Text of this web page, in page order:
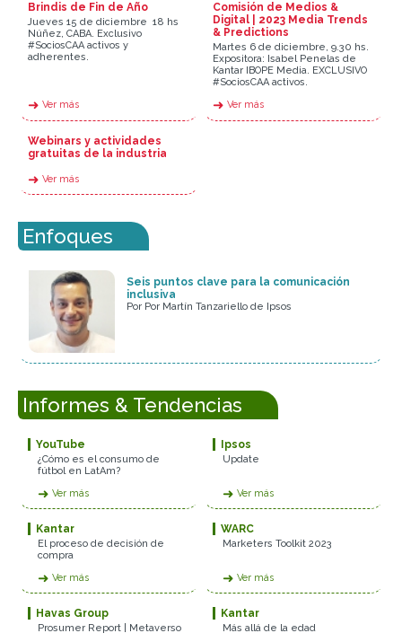
Brindis de Fin de Año
Jueves 15 de diciembre  18 hs 
Núñez, CABA. Exclusivo
#SociosCAA activos y
adherentes.
➜ Ver más
Comisión de Medios &
Digital | 2023 Media Trends
& Predictions
Martes 6 de diciembre, 9.30 hs.
Expositora: Isabel Penelas de
Kantar IBOPE Media. EXCLUSIVO
#SociosCAA activos.
➜ Ver más
Webinars y actividades
gratuitas de la industria
➜ Ver más
Enfoques
Seis puntos clave para la comunicación
inclusiva
Por Por Martín Tanzariello de Ipsos
Informes & Tendencias
YouTube
¿Cómo es el consumo de
fútbol en LatAm?
➜ Ver más
Ipsos
Update
➜ Ver más
Kantar
El proceso de decisión de
compra
➜ Ver más
WARC
Marketers Toolkit 2023
➜ Ver más
Havas Group
Prosumer Report | Metaverso
Kantar
Más allá de la edad